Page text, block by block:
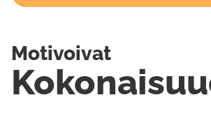
Motivoivat